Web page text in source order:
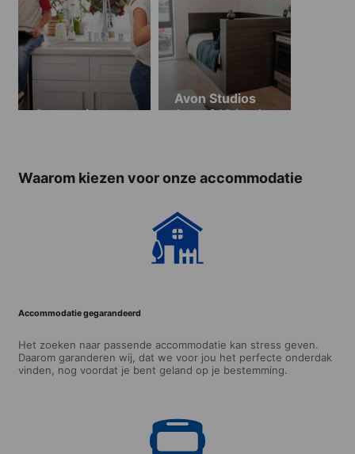
Gastgezin
Avon Studios
(vanaf 18 jaar)
Waarom kiezen voor onze accommodatie
Accommodatie gegarandeerd
Het zoeken naar passende accommodatie kan stress geven.
Daarom garanderen wij, dat we voor jou het perfecte onderdak
vinden, nog voordat je bent geland op je bestemming.